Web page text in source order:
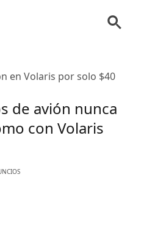
en Volaris por solo $40
de avión nunca
con Volaris